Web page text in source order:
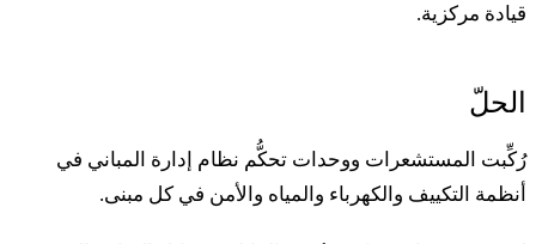
مركزية.
المستشعرات ووحدات تحكُّم نظام إدارة المباني في
التكييف والكهرباء والمياه والأمن في كل مبنى.